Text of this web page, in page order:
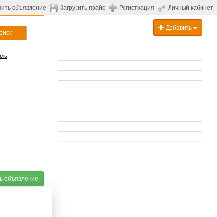
объявление Загрузить прайс Регистрация Личный кабинет
Добавить
объявление